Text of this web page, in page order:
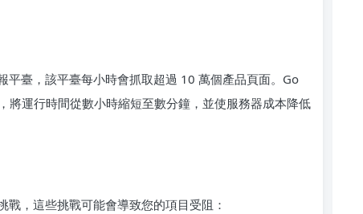
平臺，該平臺每小時會抓取超過 10 萬個產品頁面。Go
運行時間從數小時縮短至數分鐘，並使服務器成本降低
，這些挑戰可能會導致您的項目受阻：